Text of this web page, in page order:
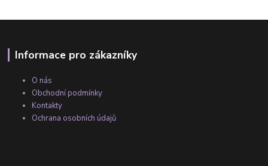
Informace pro zákazníky
O nás
Obchodní podmínky
Kontakty
Ochrana osobních údajů